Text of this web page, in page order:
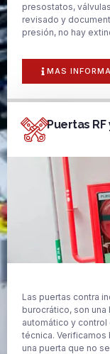
presostatos,
revisado y
presión, no hay
MAS
Puertas
Las puertas contra
burocrático, son
automático y control
técnica. Verificamos
una puerta que no